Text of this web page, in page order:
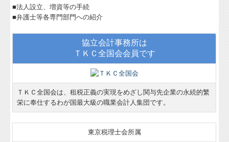
■法人設立、増資等の手続
■弁護士等各専門部門への紹介
協立会計事務所は
ＴＫＣ全国会会員です
ＴＫＣ全国会は、租税正義の実現をめざし関与先企業の永続的繁
栄に奉仕するわが国最大級の職業会計人集団です。
東京税理士会所属